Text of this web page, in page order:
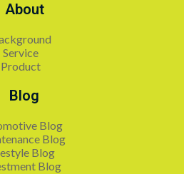
About
Service
Product
Blog
Blog
Blog
Blog
Blog